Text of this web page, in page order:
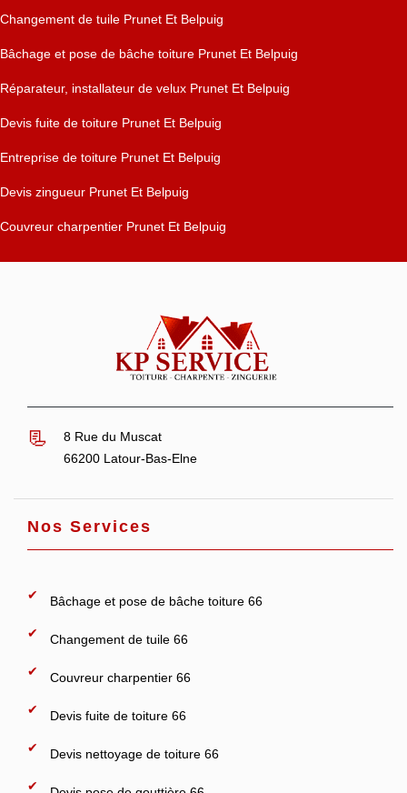
Changement de tuile Prunet Et Belpuig
Bâchage et pose de bâche toiture Prunet Et Belpuig
Réparateur, installateur de velux Prunet Et Belpuig
Devis fuite de toiture Prunet Et Belpuig
Entreprise de toiture Prunet Et Belpuig
Devis zingueur Prunet Et Belpuig
Couvreur charpentier Prunet Et Belpuig
8 Rue du Muscat
66200 Latour-Bas-Elne
Nos Services
Bâchage et pose de bâche toiture 66
Changement de tuile 66
Couvreur charpentier 66
Devis fuite de toiture 66
Devis nettoyage de toiture 66